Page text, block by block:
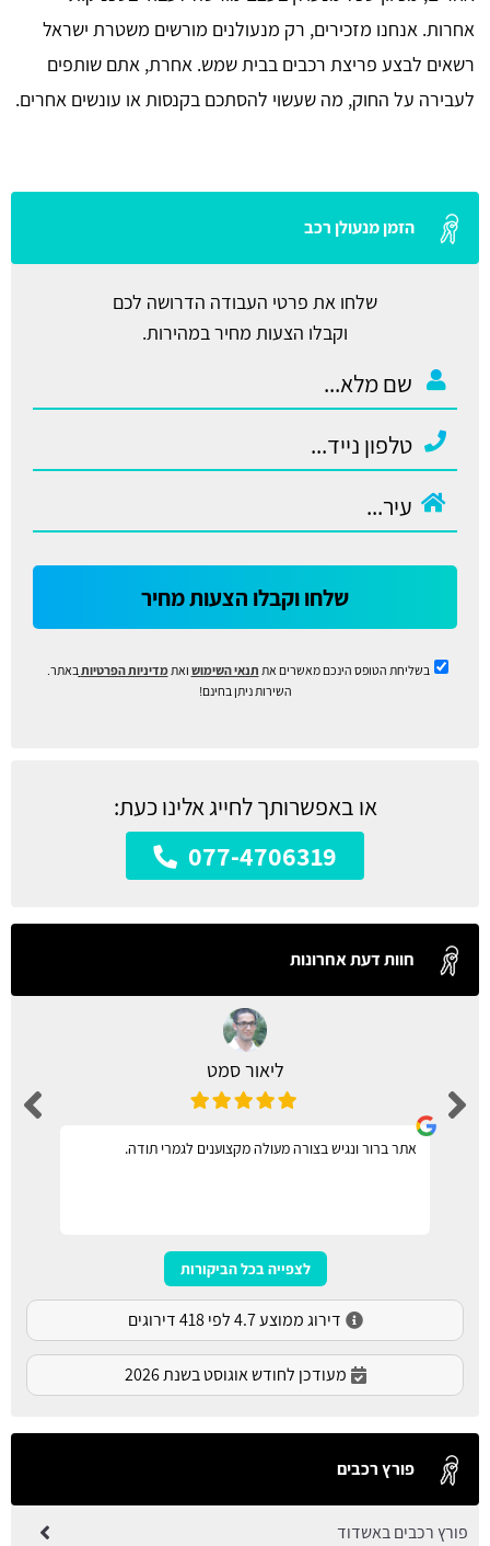
אחרות. אנחנו מזכירים, רק מנעולנים מורשים משטרת ישראל
רשאים לבצע פריצת רכבים בבית שמש. אחרת, אתם שותפים
לעבירה על החוק, מה שעשוי להסתכם בקנסות או עונשים אחרים.
הזמן מנעולן רכב
שלחו את פרטי העבודה הדרושה לכם
וקבלו הצעות מחיר במהירות.
שלחו וקבלו הצעות מחיר
בשליחת הטופס הינכם מאשרים את תנאי השימוש ואתמדיניות הפרטיותבאתר.
השירות ניתן בחינם!
או באפשרותך לחייג אלינו כעת:
077-4706319
חוות דעת אחרונות
ליאור סמט
אתר ברור ונגיש בצורה מעולה מקצוענים לגמרי תודה.
לצפייה בכל הביקורות
דירוג ממוצע 4.7 לפי 418 דירוגים
מעודכן לחודש אוגוסט בשנת 2026
פורץ רכבים
פורץ רכבים באשדוד